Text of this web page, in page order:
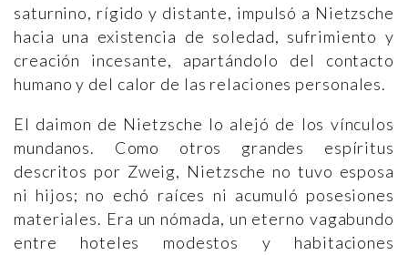
saturnino, rígido y distante, impulsó a Nietzsche
hacia una existencia de soledad, sufrimiento y
creación incesante, apartándolo del contacto
humano y del calor de las relaciones personales.
El daimon de Nietzsche lo alejó de los vínculos
mundanos. Como otros grandes espíritus
descritos por Zweig, Nietzsche no tuvo esposa
ni hijos; no echó raíces ni acumuló posesiones
materiales. Era un nómada, un eterno vagabundo
entre hoteles modestos y habitaciones